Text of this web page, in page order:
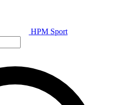
HPM Sport